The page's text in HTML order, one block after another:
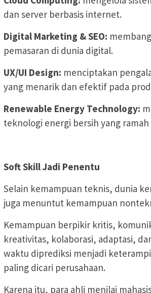
dan server berbasis internet.
Digital Marketing & SEO:
pemasaran di dunia digital.
UX/UI Design: menciptakan
yang menarik dan efektif pada
Renewable Energy Technology:
teknologi energi bersih yang
Soft Skill Jadi Penentu
Selain kemampuan teknis, dunia
juga menuntut kemampuan
Kemampuan berpikir kritis,
kreativitas, kolaborasi, adaptasi,
waktu diprediksi menjadi
paling dicari perusahaan.
Karena itu, para ahli menilai